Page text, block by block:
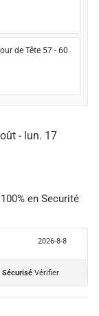
de Tête 57 - 60
- lun. 17
en Securité
2026-8-8
SécuriséVérifier